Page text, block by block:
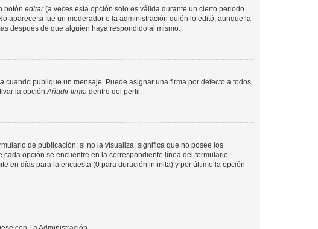
botón editar(a veces esta opción solo es válida durante un cierto periodo
aparece si fue un moderador o la administración quién lo editó, aunque la
después de que alguien haya respondido al mismo.
cuando publique un mensaje. Puede asignar una firma por defecto a todos
la opciónAñadir firma dentro del perfil.
de publicación; si no la visualiza, significa que no posee los
opción se encuentre en la correspondiente línea del formulario.
en días para la encuesta (0 para duración infinita) y por último la opción